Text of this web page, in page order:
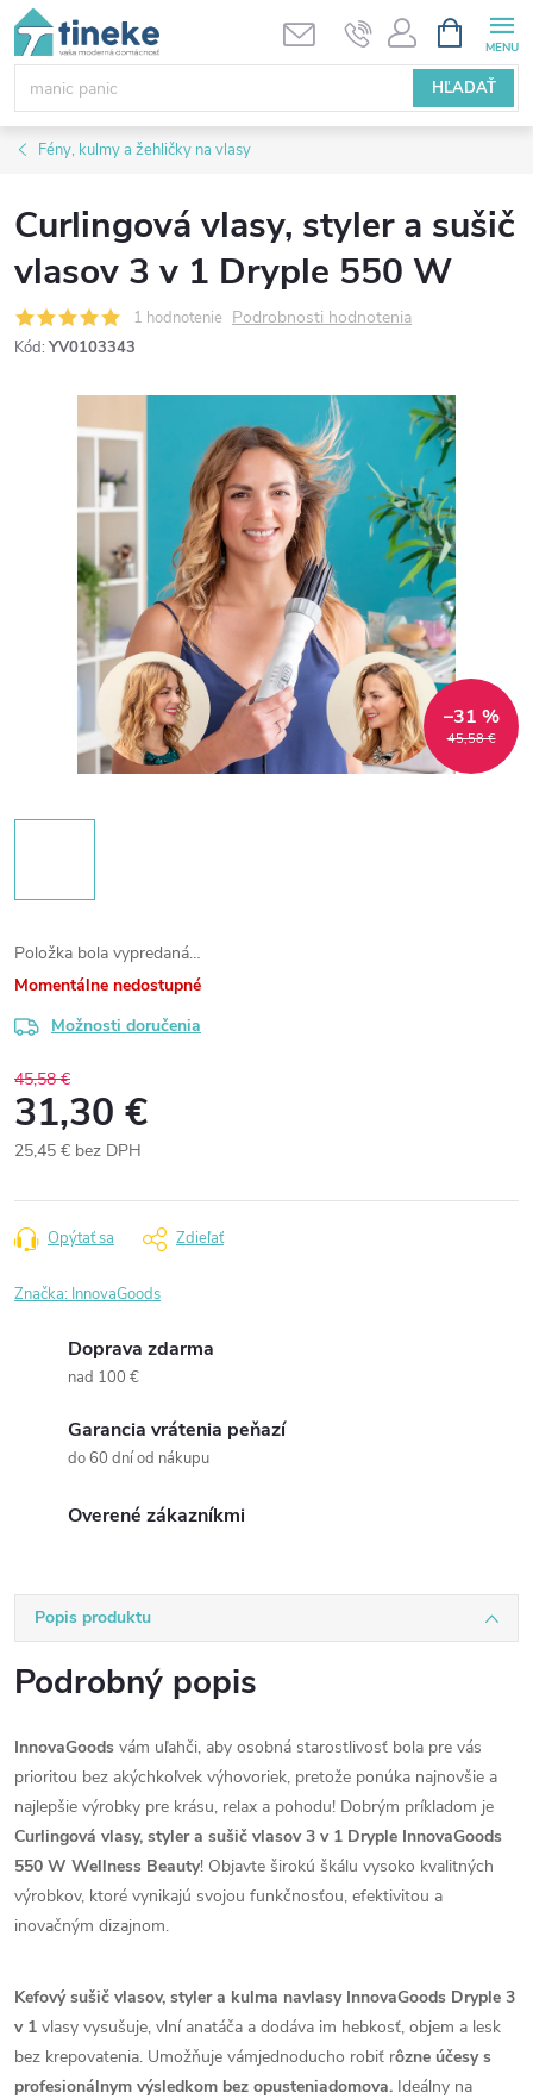
Prejsť
obsah
HĽADAŤ
KOŠÍK
Fény, kulmy a žehličky na vlasy
Curlingová vlasy, styler a sušič
vlasov 3 v 1 Dryple 550 W
1 hodnotenie Podrobnosti hodnotenia
Kód: YV0103343
45,58 €
–31 %
Položka bola vypredaná…
Momentálne nedostupné
Možnosti doručenia
45,58 €
31,30 €
25,45 € bez DPH
cena:
Opýtať sa Zdieľať
Značka: InnovaGoods
Doprava zdarma
nad 100 €
Garancia vrátenia peňazí
do 60 dní od nákupu
Overené zákazníkmi
Popis produktu
Podrobný popis
InnovaGoods vám uľahči, aby osobná starostlivosť bola pre vás
prioritou bez akýchkoľvek výhovoriek, pretože ponúka najnovšie a
najlepšie výrobky pre krásu, relax a pohodu! Dobrým príkladom je
Curlingová vlasy, styler a sušič vlasov 3 v 1 Dryple InnovaGoods
550 W Wellness Beauty! Objavte širokú škálu vysoko kvalitných
výrobkov, ktoré vynikajú svojou funkčnosťou, efektivitou a
inovačným dizajnom.
Kefový sušič vlasov, styler a kulma navlasy InnovaGoods Dryple 3
v 1 vlasy vysušuje, vlní anatáča a dodáva im hebkosť, objem a lesk
bez krepovatenia. Umožňuje vámjednoducho robiť rôzne účesy s
profesionálnym výsledkom bez opusteniadomova. Ideálny na